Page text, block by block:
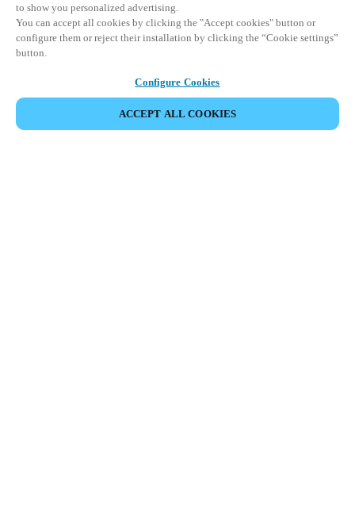
to show you personalized advertising.
You can accept all cookies by clicking the "Accept cookies" button or
configure them or reject their installation by clicking the “Cookie settings”
button.
Configure Cookies
ACCEPT ALL COOKIES